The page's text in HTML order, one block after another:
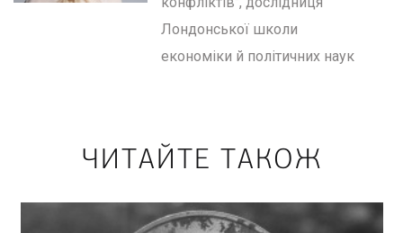
Лондонської школи
економіки й політичних наук
ЧИТАЙТЕ ТАКОЖ